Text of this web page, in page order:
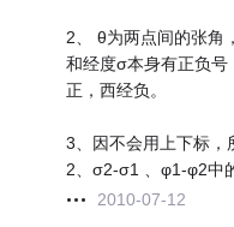
2、 θ为两点间的张角
和经度σ本身有正负号
正，西经负。
3、因不会用上下标
2、σ2-σ1 、φ1-φ2中
2010-07-12